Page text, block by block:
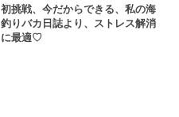
初挑戦、今だからできる、私の海
釣りバカ日誌より、ストレス解消
に最適♡